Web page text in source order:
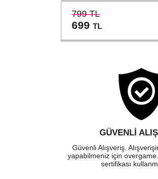
799 TL
699TL
GÜVENLI
Güvenli Alışveriş.
yapabilmeniz için
sertifikası